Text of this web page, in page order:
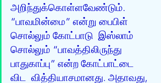
அறிந்துக்கொள்ளவேண்டும்.
“பாவமின்மை” என்று பைபிள்
சொல்லும் கோட்பாடு  இஸ்லாம்
சொல்லும் “பாவத்திலிருந்து
பாதுகாப்பு” என்ற கோட்பாட்டை
விட  வித்தியாசமானது. அதாவது,